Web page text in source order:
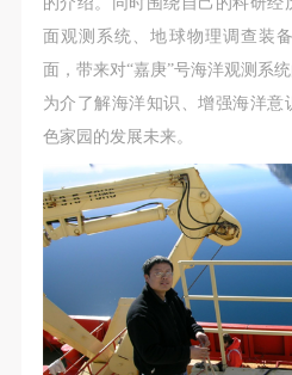
面观测系统、地球物理调查装
面，带来对“嘉庚”号海洋观测系
为介了解海洋知识、增强海洋意
色家园的发展未来。
份，甲乙双方各执一份，均
活动参与者意味着接受并承
同意者意味着放弃参加此次
活动前，必须事先与自己的家
意，同时知晓并同意本免责
后，视作其家属也已知晓并
我已认真阅读上述条款，并
份，甲乙双方各执一份，均
活动参与者意味着接受并承
同意者意味着放弃参加此次
活动前，必须事先与自己的家
意，同时知晓并同意本免责
后，视作其家属也已知晓并
我已认真阅读上述条款，并
份，甲乙双方各执一份，均
活动参与者意味着接受并承
同意者意味着放弃参加此次
活动前，必须事先与自己的家
意，同时知晓并同意本免责
后，视作其家属也已知晓并
我已认真阅读上述条款，并